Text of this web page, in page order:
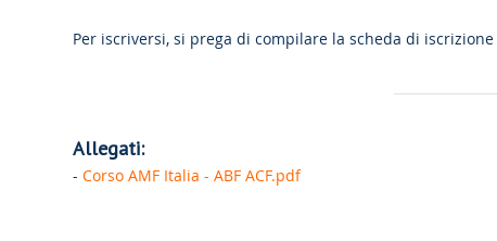
Per iscriversi, si prega di compilare la scheda di
Allegati:
- Corso AMF Italia - ABF ACF.pdf